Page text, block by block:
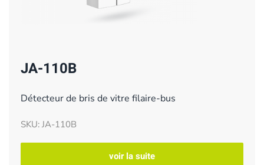
JA-110B
Détecteur de bris de vitre filaire-bus
SKU: JA-110B
voir la suite